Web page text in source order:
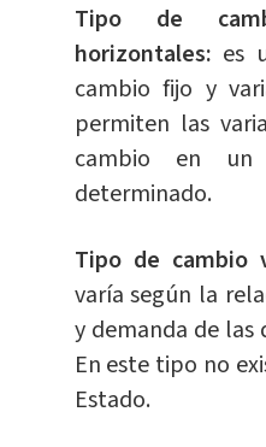
Tipo de
horizontales: es
cambio fijo y
permiten las
cambio en
determinado.
Tipo de cambio
varía según la
y demanda de las
En este tipo no
Estado.